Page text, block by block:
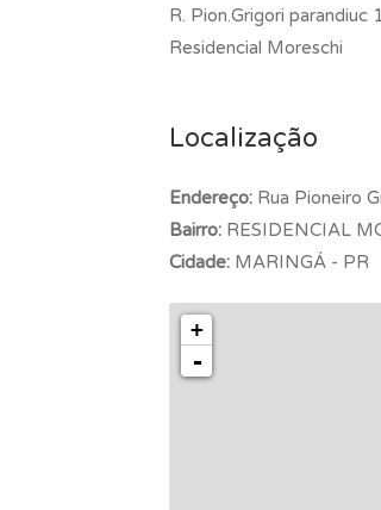
R. Pion.Grigori parandiuc
Residencial Moreschi
Localização
Endereço: Rua Pioneiro
Bairro: RESIDENCIAL
Cidade: MARINGÁ - PR
+
-